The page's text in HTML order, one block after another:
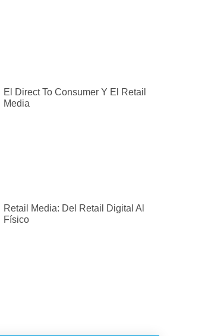
El Direct To Consumer Y El Retail
Media
Retail Media: Del Retail Digital Al
Físico